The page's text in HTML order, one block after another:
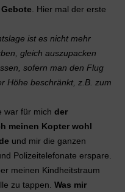
. Hier mal der erste
ist es nicht mehr
gleich auszupacken
sofern man den Flug
Höhe beschränkt, z.B. zum
war für mich der
meinen Kopter wohl
und mir die ganzen
Polizeitelefonate erspare.
meinen Kindheitstraum
zu tappen. Was mir